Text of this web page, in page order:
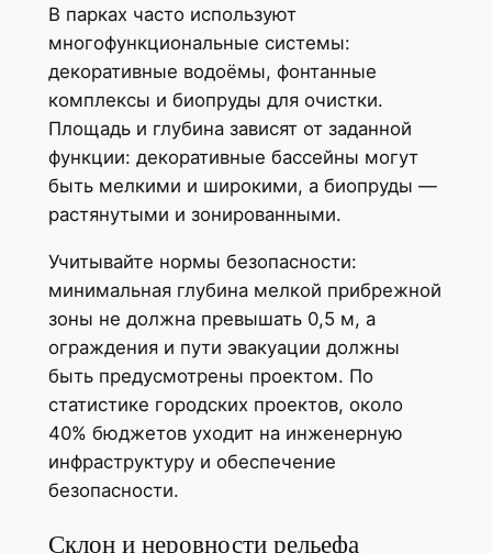
В парках часто используют
многофункциональные системы:
декоративные водоёмы, фонтанные
комплексы и биопруды для очистки.
Площадь и глубина зависят от заданной
функции: декоративные бассейны могут
быть мелкими и широкими, а биопруды —
растянутыми и зонированными.
Учитывайте нормы безопасности:
минимальная глубина мелкой прибрежной
зоны не должна превышать 0,5 м, а
ограждения и пути эвакуации должны
быть предусмотрены проектом. По
статистике городских проектов, около
40% бюджетов уходит на инженерную
инфраструктуру и обеспечение
безопасности.
Склон и неровности рельефа